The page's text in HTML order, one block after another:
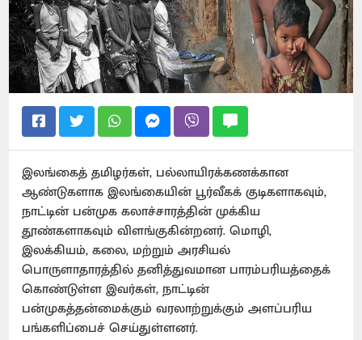
இலங்கைத் தமிழர்கள், பல்லாயிரக்கணக்கான
ஆண்டுகளாக இலங்கையின் பூர்வீகக் குடிகளாகவும்,
நாட்டின் பன்முக கலாச்சாரத்தின் முக்கிய
தூண்களாகவும் விளங்குகின்றனர். மொழி,
இலக்கியம், கலை, மற்றும் அரசியல்
பொருளாதாரத்தில் தனித்துவமான பாரம்பரியத்தைக்
கொண்டுள்ள இவர்கள், நாட்டின்
பன்முகத்தன்மைக்கும் வரலாற்றுக்கும் அளப்பரிய
பங்களிப்பைச் செய்துள்ளனர்.